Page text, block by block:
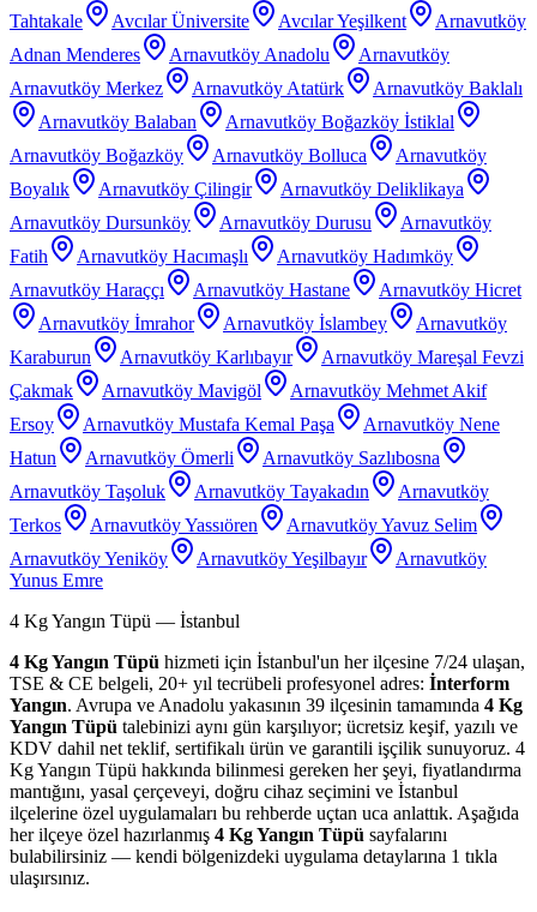
Tahtakale Avcılar Üniversite Avcılar Yeşilkent
Arnavutköy
Adnan Menderes
Arnavutköy Anadolu
Arnavutköy
Arnavutköy Merkez
Arnavutköy Atatürk
Arnavutköy Baklalı
Arnavutköy Balaban
Arnavutköy Boğazköy İstiklal
Arnavutköy Boğazköy
Arnavutköy Bolluca
Arnavutköy
Boyalık
Arnavutköy Çilingir
Arnavutköy Deliklikaya
Arnavutköy Dursunköy
Arnavutköy Durusu
Arnavutköy
Fatih
Arnavutköy Hacımaşlı
Arnavutköy Hadımköy
Arnavutköy Haraççı
Arnavutköy Hastane
Arnavutköy Hicret
Arnavutköy İmrahor
Arnavutköy İslambey
Arnavutköy
Karaburun
Arnavutköy Karlıbayır
Arnavutköy Mareşal Fevzi
Çakmak
Arnavutköy Mavigöl
Arnavutköy Mehmet Akif
Ersoy
Arnavutköy Mustafa Kemal Paşa
Arnavutköy Nene
Hatun
Arnavutköy Ömerli
Arnavutköy Sazlıbosna
Arnavutköy Taşoluk
Arnavutköy Tayakadın
Arnavutköy
Terkos
Arnavutköy Yassıören
Arnavutköy Yavuz Selim
Arnavutköy Yeniköy
Arnavutköy Yeşilbayır
Arnavutköy
Yunus Emre
4 Kg Yangın Tüpü — İstanbul
4 Kg Yangın Tüpü hizmeti için İstanbul'un her ilçesine 7/24 ulaşan,
TSE & CE belgeli, 20+ yıl tecrübeli profesyonel adres: İnterform
Yangın. Avrupa ve Anadolu yakasının 39 ilçesinin tamamında 4 Kg
Yangın Tüpü talebinizi aynı gün karşılıyor; ücretsiz keşif, yazılı ve
KDV dahil net teklif, sertifikalı ürün ve garantili işçilik sunuyoruz. 4
Kg Yangın Tüpü hakkında bilinmesi gereken her şeyi, fiyatlandırma
mantığını, yasal çerçeveyi, doğru cihaz seçimini ve İstanbul
ilçelerine özel uygulamaları bu rehberde uçtan uca anlattık. Aşağıda
her ilçeye özel hazırlanmış 4 Kg Yangın Tüpü sayfalarını
bulabilirsiniz — kendi bölgenizdeki uygulama detaylarına 1 tıkla
ulaşırsınız.